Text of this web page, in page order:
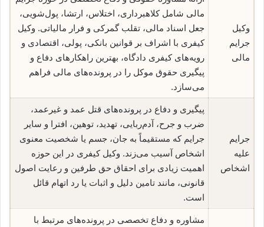
وکیل
جرایم
مالی
مالی شامل کلاهبرداری، اختلاس، ارتشا، پول‌شویی،
جعل اسناد مالی، تقلب گمرکی و فرار مالیاتی. وکیل
کیفری با اشراف بر قوانین بانکی، پولی، اقتصادی و
رویه‌های کیفری دادگاه، بهترین راهکارهای دفاع و
پیگیری حقوق موکل را در پرونده‌های مالی فراهم
می‌سازد.
جرایم
علیه
اشخاص
پیگیری و دفاع در پرونده‌های قتل عمد و غیرعمد،
ضرب و جرح، آدم‌ربایی، تهدید، توهین، افترا و سایر
جرایم که مستقیماً به جان، جسم یا شخصیت معنوی
اشخاص آسیب می‌زند. وکیل کیفری در این حوزه
اهمیت زیادی برای احقاق حق طرفین و رعایت اصول
قانونی، مانند تامین دلیل و اثبات یا رد اتهام قائل
است.
مشاوره و دفاع تخصصی در پرونده‌های مرتبط با